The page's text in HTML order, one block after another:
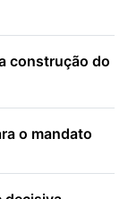
construção do
o mandato